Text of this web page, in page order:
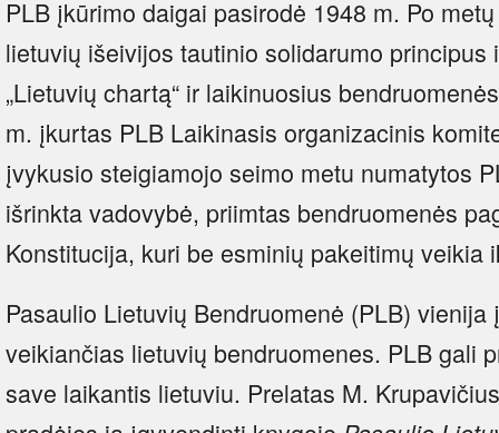
PLB įkūrimo daigai pasirodė 1948 m. Po
lietuvių išeivijos tautinio solidarumo
„Lietuvių chartą“ ir laikinuosius
m. įkurtas PLB Laikinasis organizacinis
įvykusio steigiamojo seimo metu numatytos
išrinkta vadovybė, priimtas bendruomenės
Konstitucija, kuri be esminių pakeitimų veikia
Pasaulio Lietuvių Bendruomenė (PLB)
veikiančias lietuvių bendruomenes. PLB gali
save laikantis lietuviu. Prelatas M.